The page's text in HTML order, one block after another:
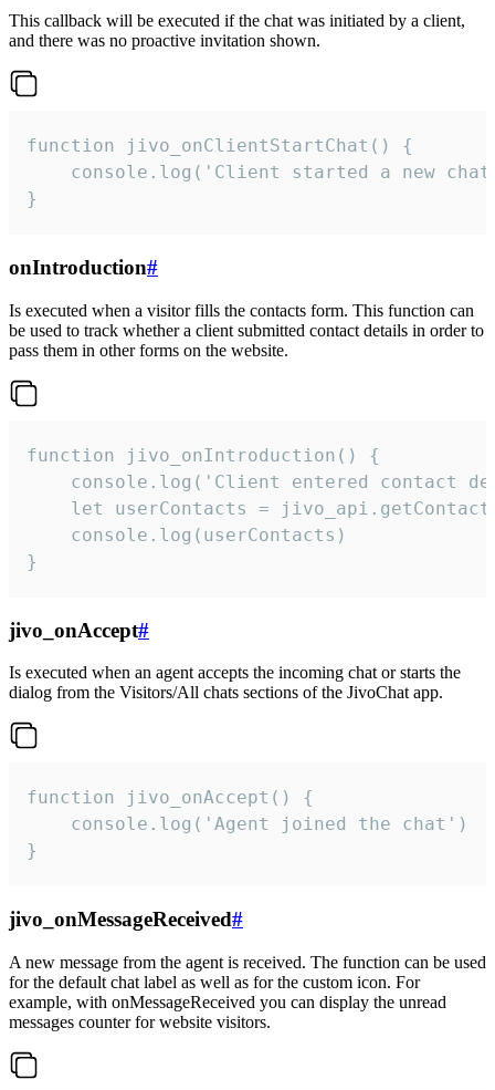
This callback will be executed if the chat was initiated by a client,
and there was no proactive invitation shown.
function jivo_onClientStartChat() {
console.log('Client started a new
}
onIntroduction#
Is executed when a visitor fills the contacts form. This function can
be used to track whether a client submitted contact details in order to
pass them in other forms on the website.
function jivo_onIntroduction() {
console.log('Client entered contact
let userContacts =
    console.log(userContacts)
}
jivo_onAccept#
Is executed when an agent accepts the incoming chat or starts the
dialog from the Visitors/All chats sections of the JivoChat app.
function jivo_onAccept() {
}
jivo_onMessageReceived#
A new message from the agent is received. The function can be used
for the default chat label as well as for the custom icon. For
example, with onMessageReceived you can display the unread
messages counter for website visitors.